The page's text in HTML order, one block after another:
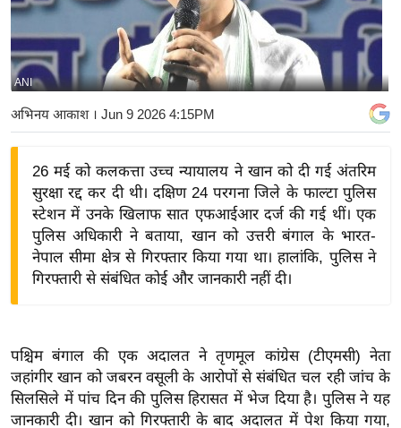
र्रा
ष्ट्री
य
बि
ज़
ने
द्यो
शे
ष
ज्ञ
रा
ANI
अभिनय आकाश। Jun 9 2026 4:15PM
26 मई को कलकत्ता उच्च न्यायालय ने खान को दी गई अंतरिम
सुरक्षा रद्द कर दी थी। दक्षिण 24 परगना जिले के फाल्टा पुलिस
स्टेशन में उनके खिलाफ सात एफआईआर दर्ज की गई थीं। एक
पुलिस अधिकारी ने बताया, खान को उत्तरी बंगाल के भारत-
नेपाल सीमा क्षेत्र से गिरफ्तार किया गया था। हालांकि, पुलिस ने
गिरफ्तारी से संबंधित कोई और जानकारी नहीं दी।
पश्चिम बंगाल की एक अदालत ने तृणमूल कांग्रेस (टीएमसी) नेता
जहांगीर खान को जबरन वसूली के आरोपों से संबंधित चल रही जांच के
सिलसिले में पांच दिन की पुलिस हिरासत में भेज दिया है। पुलिस ने यह
जानकारी दी। खान को गिरफ्तारी के बाद अदालत में पेश किया गया,